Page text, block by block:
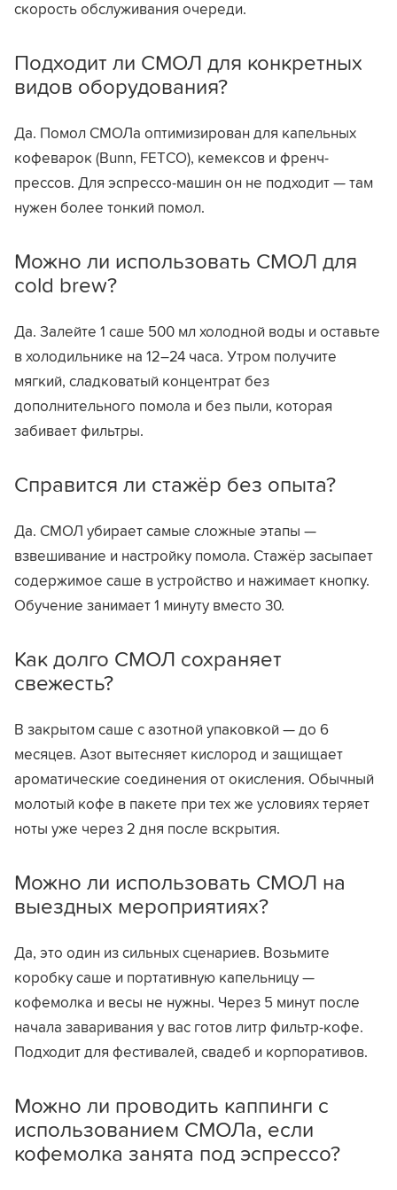
скорость обслуживания очереди.
Подходит ли СМОЛ для конкретных
видов оборудования?
Да. Помол СМОЛа оптимизирован для капельных
кофеварок (Bunn, FETCO), кемексов и френч-
прессов. Для эспрессо-машин он не подходит — там
нужен более тонкий помол.
Можно ли использовать СМОЛ для
cold brew?
Да. Залейте 1 саше 500 мл холодной воды и оставьте
в холодильнике на 12–24 часа. Утром получите
мягкий, сладковатый концентрат без
дополнительного помола и без пыли, которая
забивает фильтры.
Справится ли стажёр без опыта?
Да. СМОЛ убирает самые сложные этапы —
взвешивание и настройку помола. Стажёр засыпает
содержимое саше в устройство и нажимает кнопку.
Обучение занимает 1 минуту вместо 30.
Как долго СМОЛ сохраняет
свежесть?
В закрытом саше с азотной упаковкой — до 6
месяцев. Азот вытесняет кислород и защищает
ароматические соединения от окисления. Обычный
молотый кофе в пакете при тех же условиях теряет
ноты уже через 2 дня после вскрытия.
Можно ли использовать СМОЛ на
выездных мероприятиях?
Да, это один из сильных сценариев. Возьмите
коробку саше и портативную капельницу —
кофемолка и весы не нужны. Через 5 минут после
начала заваривания у вас готов литр фильтр-кофе.
Подходит для фестивалей, свадеб и корпоративов.
Можно ли проводить каппинги с
использованием СМОЛа, если
кофемолка занята под эспрессо?